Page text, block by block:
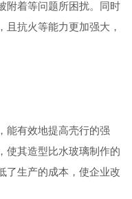
附着等问题所困扰。同时
且抗火等能力更加强大，
有效地提高壳行的强
使其造型比水玻璃制作的
了生产的成本，使企业改